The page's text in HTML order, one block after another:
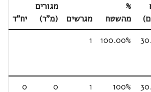
%
מהשטח
מגרשים
מגורים
(מ"ר)
יח"ד
100.00%
1
100%
1
0
0